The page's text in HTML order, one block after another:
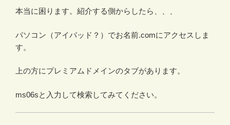
本当に困ります。紹介する側からしたら、、、
パソコン（アイパッド？）でお名前.comにアクセスしま
す。
上の方にプレミアムドメインのタブがあります。
ms06sと入力して検索してみてください。